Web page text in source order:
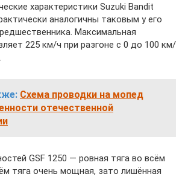
характеристики Suzuki Bandit
аналогичны таковым у его
Максимальная
225 км/ч при разгоне с 0 до 100 км/
Схема проводки на мопед
отечественной
GSF 1250 — ровная тяга во всём
тяга очень мощная, зато лишённая